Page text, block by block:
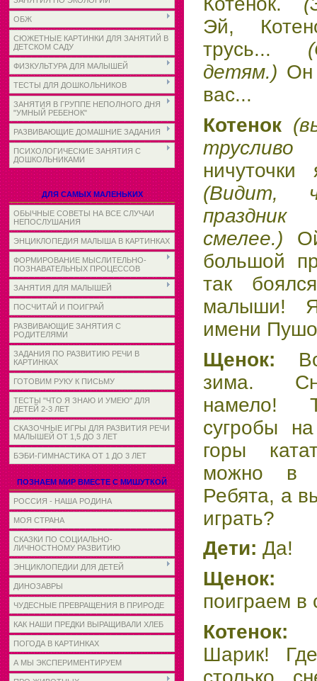
ОБЖ
СЮЖЕТНЫЕ КАРТИНКИ ДЛЯ ЗАНЯТИЙ В
ДЕТСКОМ САДУ
ФИЗКУЛЬТУРА ДЛЯ МАЛЫШЕЙ
ТЕСТЫ ДЛЯ ДОШКОЛЬНИКОВ
ЗАНЯТИЯ В ГРУППЕ НЕПОЛНОГО ДНЯ
"УМНЫЙ РЕБЕНОК"
РАЗВИВАЮЩИЕ ДОМАШНИЕ ЗАДАНИЯ
ПСИХОЛОГИЧЕСКИЕ ЗАНЯТИЯ С
ДОШКОЛЬНИКАМИ
ДЛЯ САМЫХ МАЛЕНЬКИХ
ОБЫЧНЫЕ СОВЕТЫ НА ВСЕ СЛУЧАИ
НЕПОСЛУШАНИЯ
ЭНЦИКЛОПЕДИЯ МАЛЫША В КАРТИНКАХ
ФОРМИРОВАНИЕ МЫСЛИТЕЛЬНО-
ПОЗНАВАТЕЛЬНЫХ ПРОЦЕССОВ
ЗАНЯТИЯ ДЛЯ МАЛЫШЕЙ
ПОСЧИТАЙ И ПОИГРАЙ
РАЗВИВАЮЩИЕ ЗАНЯТИЯ С
РОДИТЕЛЯМИ
ЗАДАНИЯ ПО РАЗВИТИЮ РЕЧИ В
КАРТИНКАХ
ГОТОВИМ РУКУ К ПИСЬМУ
ТЕСТЫ "ЧТО Я ЗНАЮ И УМЕЮ" ДЛЯ
ДЕТЕЙ 2-3 ЛЕТ
СКАЗОЧНЫЕ ИГРЫ ДЛЯ РАЗВИТИЯ РЕЧИ
МАЛЫШЕЙ ОТ 1,5 ДО 3 ЛЕТ
БЭБИ-ГИМНАСТИКА ОТ 1 ДО 3 ЛЕТ
ПОЗНАЕМ МИР ВМЕСТЕ С МИШУТКОЙ
РОССИЯ - НАША РОДИНА
МОЯ СТРАНА
СКАЗКИ ПО СОЦИАЛЬНО-
ЛИЧНОСТНОМУ РАЗВИТИЮ
ЭНЦИКЛОПЕДИИ ДЛЯ ДЕТЕЙ
ДИНОЗАВРЫ
ЧУДЕСНЫЕ ПРЕВРАЩЕНИЯ В ПРИРОДЕ
КАК НАШИ ПРЕДКИ ВЫРАЩИВАЛИ ХЛЕБ
ПОГОДА В КАРТИНКАХ
А МЫ ЭКСПЕРИМЕНТИРУЕМ
Эй,
трусь...
детям.) Он
вас...
Котенок
(Видит,
смелее.)
большой
так
малыши!
имени
Щенок:
зима.
намело!
сугробы
горы
можно в
Ребята, а
играть?
Дети: Да!
Щенок:
поиграем в
Котенок:
Шарик!